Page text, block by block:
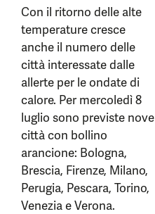
Con il ritorno delle alte
temperature cresce
anche il numero delle
città interessate dalle
allerte per le ondate di
calore. Per mercoledì 8
luglio sono previste nove
città con bollino
arancione: Bologna,
Brescia, Firenze, Milano,
Perugia, Pescara, Torino,
Venezia e Verona.